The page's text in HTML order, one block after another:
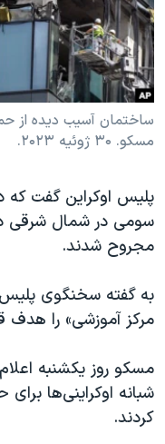
فرهنگ و زندگی
حقوق شهروندی
اقتصادی
علم و فناوری
اسرائیل در جنگ
آرشیو پخش زنده
مستندها
انتخابات ریاست جمهوری
حمله جمهوری اسلامی به
رمز مهسا
ورزش زنان در ایران
مجموعه مستندهای
تریبونال مردمی آبان ۹۸
چهل سال گروگان‌گیری
اعتراضات مردمی آبان ۹۸
اسرائیل در جنگ
دنبال کنید
زبانهای مختلف
ساختمان آسیب دیده از
مسکو. ۳۰ ژوئیه ۲۰۲۳.
پلیس اوکراین گفت
سومی در شمال شرقی
مجروح شدند.
به گفته سخنگوی
مرکز آموزشی» را هدف
مسکو روز یکشنبه
کردند.